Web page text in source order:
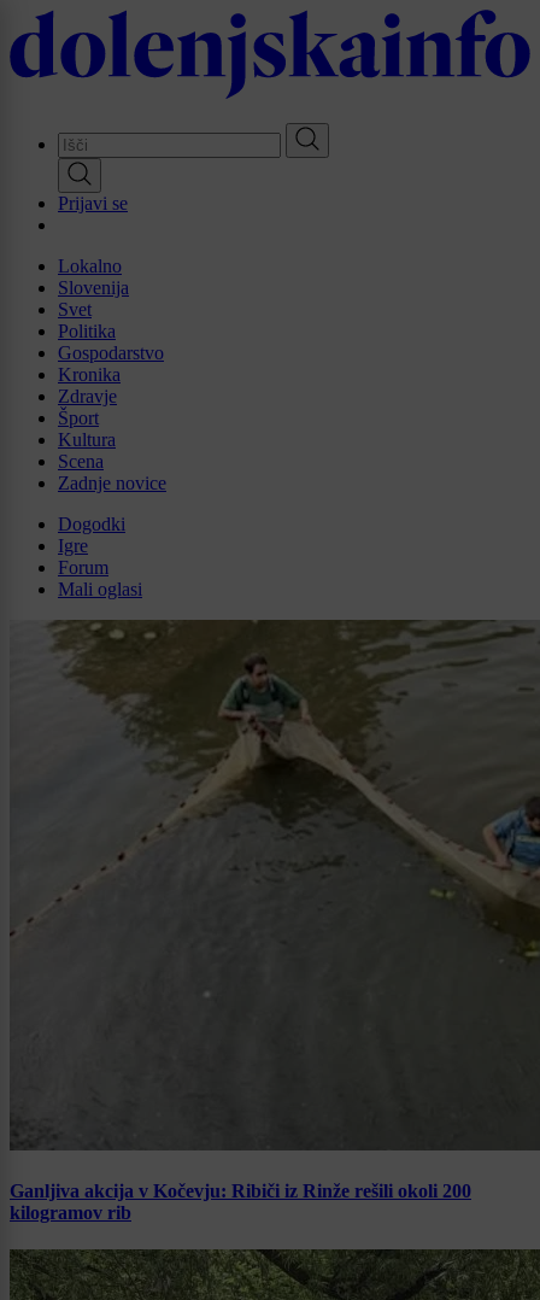
Skip
to
main
Prijavi se
Lokalno
Slovenija
Svet
Politika
Gospodarstvo
Kronika
Zdravje
Šport
Kultura
Scena
Zadnje novice
Dogodki
Igre
Forum
Mali oglasi
Ganljiva akcija v Kočevju: Ribiči iz Rinže rešili okoli 200
kilogramov rib